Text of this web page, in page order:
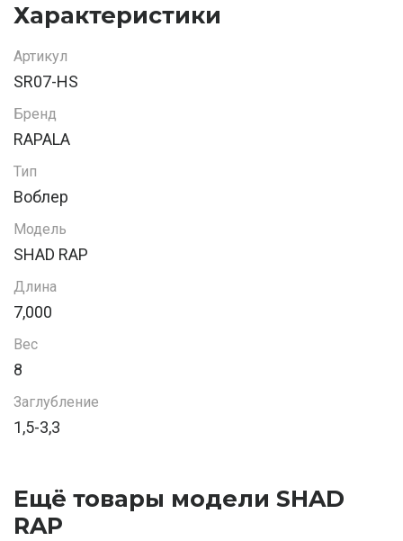
Характеристики
Артикул
SR07-HS
Бренд
RAPALA
Тип
Воблер
Модель
SHAD RAP
Длина
7,000
Вес
8
Заглубление
1,5-3,3
Ещё товары модели SHAD
RAP